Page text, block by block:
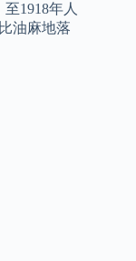
1918年人
油麻地落